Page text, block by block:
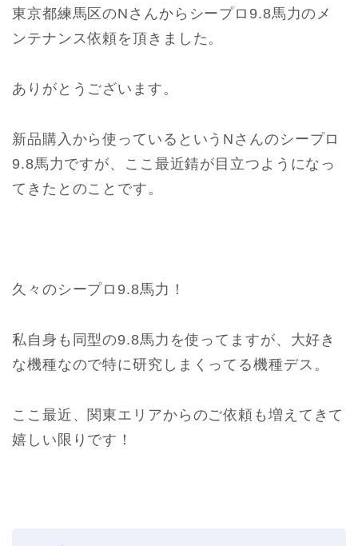
東京都練馬区のNさんからシープロ9.8馬力のメ
ンテナンス依頼を頂きました。
ありがとうございます。
新品購入から使っているというNさんのシープロ
9.8馬力ですが、ここ最近錆が目立つようになっ
てきたとのことです。
久々のシープロ9.8馬力！
私自身も同型の9.8馬力を使ってますが、大好き
な機種なので特に研究しまくってる機種デス。
ここ最近、関東エリアからのご依頼も増えてきて
嬉しい限りです！